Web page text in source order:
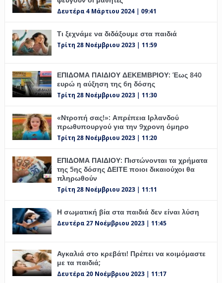
Δευτέρα 4 Μάρτιου 2024 | 09:41
Τι ξεχνάμε να διδάξουμε στα παιδιά
Τρίτη 28 Νοέμβριου 2023 | 11:59
ΕΠΙΔΟΜΑ ΠΑΙΔΙΟΥ ΔΕΚΕΜΒΡΙΟΥ: Έως 840
ευρώ η αύξηση της 6η δόσης
Τρίτη 28 Νοέμβριου 2023 | 11:30
«Ντροπή σας!»: Απρέπεια Ιρλανδού
πρωθυπουργού για την 9χρονη όμηρο
Τρίτη 28 Νοέμβριου 2023 | 11:20
ΕΠΙΔΟΜΑ ΠΑΙΔΙΟΥ: Πιστώνονται τα χρήματα
της 5ης δόσης ΔΕΙΤΕ ποιοι δικαιούχοι θα
πληρωθούν
Τρίτη 28 Νοέμβριου 2023 | 11:11
Η σωματική βία στα παιδιά δεν είναι λύση
Δευτέρα 27 Νοέμβριου 2023 | 11:45
Αγκαλιά στο κρεβάτι! Πρέπει να κοιμόμαστε
με τα παιδιά;
Δευτέρα 20 Νοέμβριου 2023 | 11:17